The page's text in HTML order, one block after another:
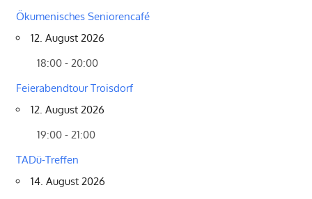
Ökumenisches Seniorencafé
12. August 2026
18:00 - 20:00
Feierabendtour Troisdorf
12. August 2026
19:00 - 21:00
TADü-Treffen
14. August 2026